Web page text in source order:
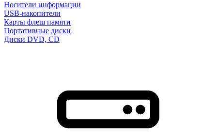
Носители информации
USB-накопители
Карты флеш памяти
Портативные диски
Диски DVD, CD